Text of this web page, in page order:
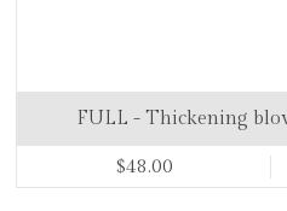
FULL - Thickening
$48.00